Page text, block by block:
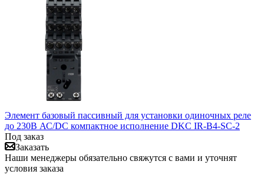
Элемент базовый пассивный для установки одиночных реле
до 230В АС/DC компактное исполнение DKC IR-B4-SC-2
Под заказ
Заказать
Наши менеджеры обязательно свяжутся с вами и уточнят
условия заказа